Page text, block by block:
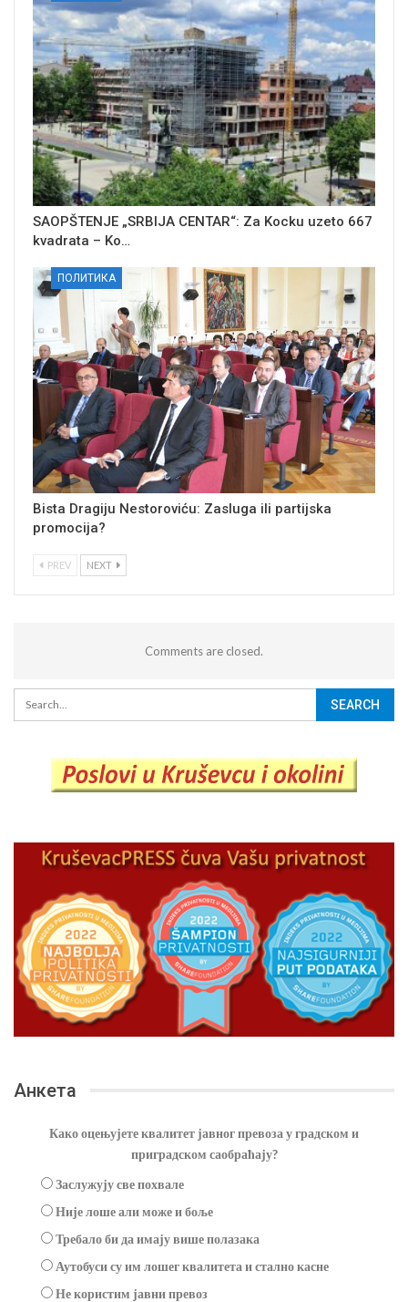
SAOPŠTENJE „SRBIJA CENTAR“: Za Kocku uzeto 667
kvadrata – Ko…
ПОЛИТИКА
Bista Dragiju Nestoroviću: Zasluga ili partijska
promocija?
PREV NEXT
Comments are closed.
Анкета
Како оцењујете квалитет јавног превоза у градском и
приградском саобраћају?
Заслужују све похвале
Није лоше али може и боље
Требало би да имају више полазака
Аутобуси су им лошег квалитета и стално касне
Не користим јавни превоз